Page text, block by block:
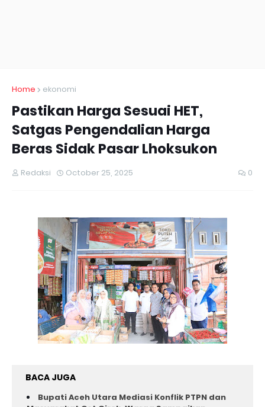
Home ekonomi
Pastikan Harga Sesuai HET,
Satgas Pengendalian Harga
Beras Sidak Pasar Lhoksukon
Redaksi October 25, 2025 0
BACA JUGA
Bupati Aceh Utara Mediasi Konflik PTPN dan